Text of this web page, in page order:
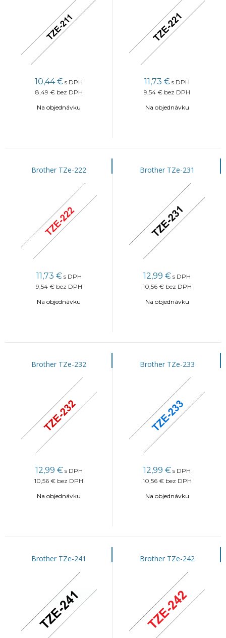
10,44 € s DPH
8,49 € bez DPH
Na objednávku
11,73 € s DPH
9,54 € bez DPH
Na objednávku
Brother TZe-222
11,73 € s DPH
9,54 € bez DPH
Na objednávku
Brother TZe-231
12,99 € s DPH
10,56 € bez DPH
Na objednávku
Brother TZe-232
12,99 € s DPH
10,56 € bez DPH
Na objednávku
Brother TZe-233
12,99 € s DPH
10,56 € bez DPH
Na objednávku
Brother TZe-241 Brother TZe-242